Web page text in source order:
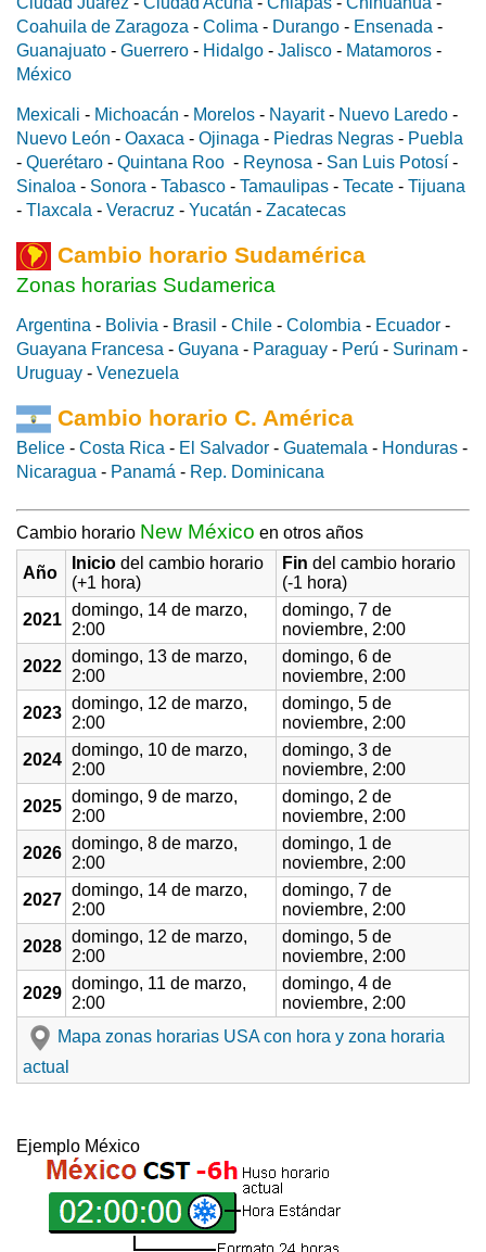
Coahuila de Zaragoza - Colima - Durango - Ensenada -
Guanajuato - Guerrero - Hidalgo - Jalisco - Matamoros -
México
Mexicali - Michoacán - Morelos - Nayarit- Nuevo Laredo -
Nuevo León - Oaxaca - Ojinaga - Piedras Negras - Puebla
- Querétaro - Quintana Roo - Reynosa - San Luis Potosí -
Sinaloa - Sonora - Tabasco - Tamaulipas - Tecate - Tijuana
- Tlaxcala - Veracruz - Yucatán - Zacatecas
Cambio horario Sudamérica
Zonas horarias Sudamerica
Argentina - Bolivia - Brasil - Chile - Colombia - Ecuador -
Guayana Francesa - Guyana - Paraguay - Perú - Surinam -
Uruguay - Venezuela
Cambio horario C. América
Belice - Costa Rica - El Salvador - Guatemala - Honduras -
Nicaragua - Panamá - Rep. Dominicana
Cambio horario New México en otros años
Año
Inicio del cambio horario
(+1 hora)
Fin del cambio horario
(-1 hora)
2021
domingo, 14 de marzo,
2:00
domingo, 7 de
noviembre, 2:00
2022
domingo, 13 de marzo,
2:00
domingo, 6 de
noviembre, 2:00
2023
domingo, 12 de marzo,
2:00
domingo, 5 de
noviembre, 2:00
2024
domingo, 10 de marzo,
2:00
domingo, 3 de
noviembre, 2:00
2025
domingo, 9 de marzo,
2:00
domingo, 2 de
noviembre, 2:00
2026
domingo, 8 de marzo,
2:00
domingo, 1 de
noviembre, 2:00
2027
domingo, 14 de marzo,
2:00
domingo, 7 de
noviembre, 2:00
2028
domingo, 12 de marzo,
2:00
domingo, 5 de
noviembre, 2:00
2029
domingo, 11 de marzo,
2:00
domingo, 4 de
noviembre, 2:00
Mapa zonas horarias USA con hora y zona horaria
actual
Ejemplo México